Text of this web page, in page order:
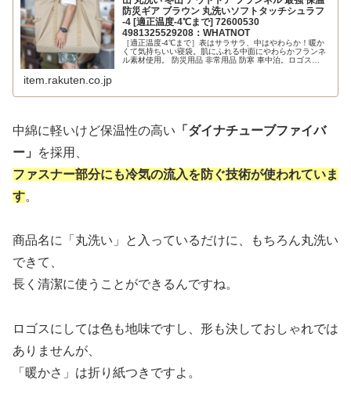
防災ギア ブラウン 丸洗いソフトタッチシュラフ
-4 [適正温度-4℃まで] 72600530
4981325529208：WHATNOT
［適正温度-4℃まで］表はサラサラ、中はやわらか！暖か
くて気持ちいい寝袋。肌にふれる中面にやわらかフランネ
ル素材使用。 防災用品 非常用品 防寒 車中泊。ロゴス
item.rakuten.co.jp
中綿に軽いけど保温性の高い 「ダイナチューブファイバ
ー」
を採用、
ファスナー部分にも冷気の流入を防ぐ技術が使われていま
す。
商品名に「丸洗い」と入っているだけに、もちろん丸洗い
できて、
長く清潔に使うことができるんですね。
ロゴスにしては色も地味ですし、形も決しておしゃれでは
ありませんが、
「暖かさ」は折り紙つきですよ。